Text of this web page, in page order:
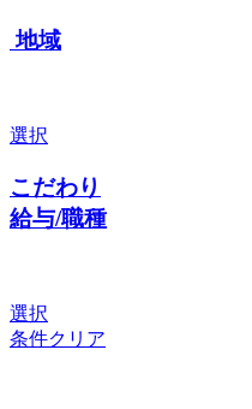
地域
選択
こだわり
給与/職種
選択
条件クリア